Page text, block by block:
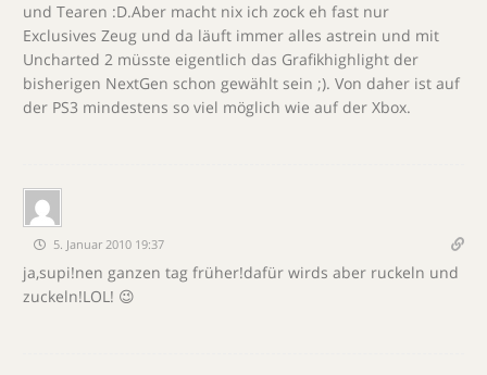
und Tearen :D.Aber macht nix ich zock eh fast nur
Exclusives Zeug und da läuft immer alles astrein und mit
Uncharted 2 müsste eigentlich das Grafikhighlight der
bisherigen NextGen schon gewählt sein ;). Von daher ist auf
der PS3 mindestens so viel möglich wie auf der Xbox.
5. Januar 2010 19:37
ja,supi!nen ganzen tag früher!dafür wirds aber ruckeln und
zuckeln!LOL! 😉